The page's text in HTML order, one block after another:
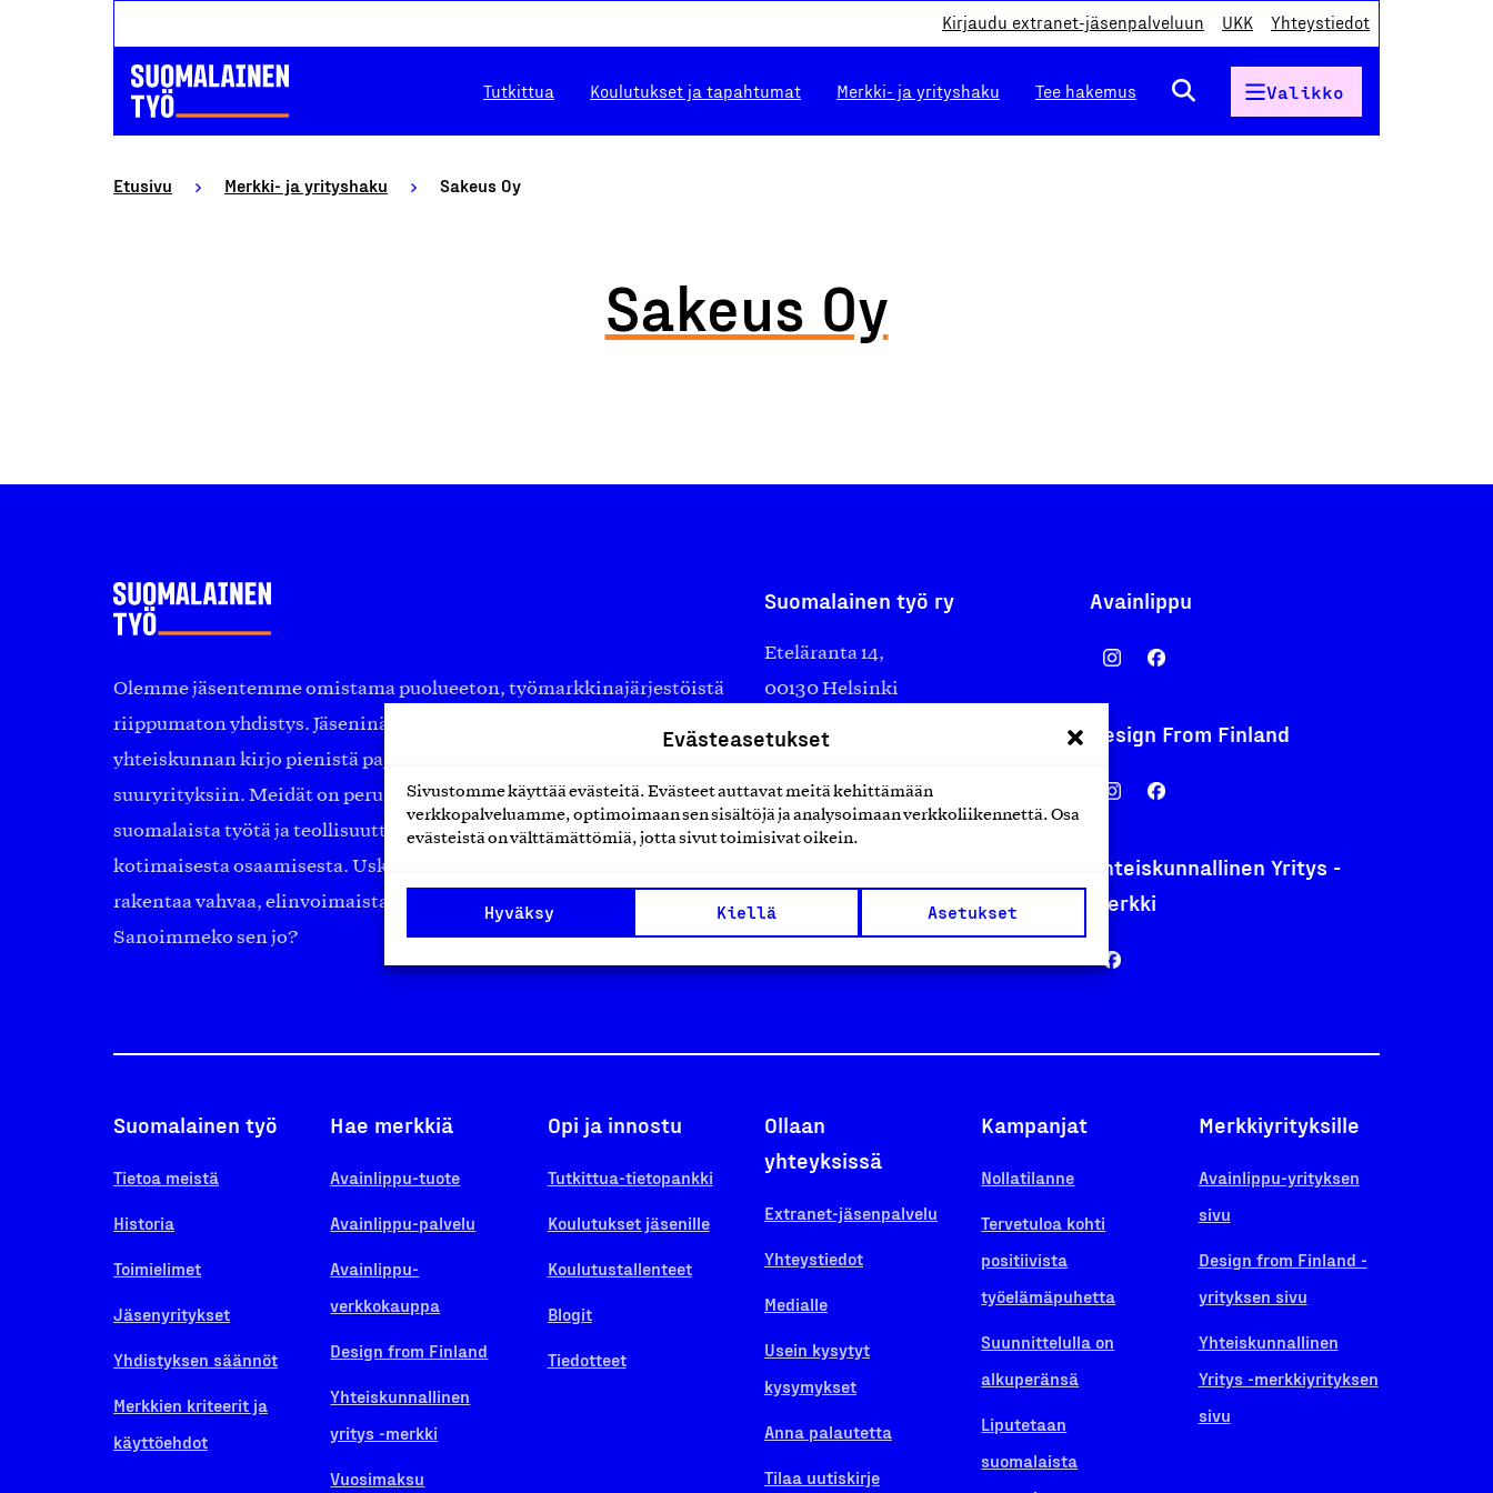
Evästeasetukset
Sivustomme käyttää evästeitä. Evästeet auttavat meitä kehittämään
verkkopalveluamme, optimoimaan sen sisältöjä ja analysoimaan verkkoliikennettä. Osa
evästeistä on välttämättömiä, jotta sivut toimisivat oikein.
Hyväksy Kiellä Asetukset
Kirjaudu extranet-jäsenpalveluun UKK Yhteystiedot
Tutkittua Koulutukset ja tapahtumat Merkki- ja yrityshaku Tee hakemus Valikko
Etusivu Merkki- ja yrityshaku Sakeus Oy
Sakeus Oy
Olemme jäsentemme omistama puolueeton, työmarkkinajärjestöistä
riippumaton yhdistys. Jäseninämme on koko suomalaisen
yhteiskunnan kirjo pienistä pajoista ja yhteisöistä kansainvälisiin
suuryrityksiin. Meidät on perustettu yli 100 vuotta sitten edistämään
suomalaista työtä ja teollisuutta sekä nostamaan ylpeyttä
kotimaisesta osaamisesta. Uskomme yhä, että työ yhdistää ihmisiä ja
rakentaa vahvaa, elinvoimaista yhteiskuntaa. Me rakastamme työtä!
Sanoimmeko sen jo?
Suomalainen työ ry
Eteläranta 14,
00130 Helsinki
laskutus@suomalainentyo.fi
Avainlippu
Design From Finland
Yhteiskunnallinen Yritys -
merkki
Suomalainen työ
Tietoa meistä
Historia
Toimielimet
Jäsenyritykset
Yhdistyksen säännöt
Merkkien kriteerit ja
käyttöehdot
Hae merkkiä
Avainlippu-tuote
Avainlippu-palvelu
Avainlippu-
verkkokauppa
Design from Finland
Yhteiskunnallinen
yritys -merkki
Vuosimaksu
Opi ja innostu
Tutkittua-tietopankki
Koulutukset jäsenille
Koulutustallenteet
Blogit
Tiedotteet
Ollaan
yhteyksissä
Extranet-jäsenpalvelu
Yhteystiedot
Medialle
Usein kysytyt
kysymykset
Anna palautetta
Tilaa uutiskirje
Kampanjat
Nollatilanne
Tervetuloa kohti
positiivista
työelämäpuhetta
Suunnittelulla on
alkuperänsä
Liputetaan
suomalaista
Merkkiyrityksille
Avainlippu-yrityksen
sivu
Design from Finland -
yrityksen sivu
Yhteiskunnallinen
Yritys -merkkiyrityksen
sivu